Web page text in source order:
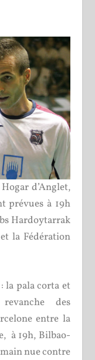
d’Anglet,
prévues à 19h
Hardoytarrak
la Fédération
la pala corta et
des
entre la
à 19h, Bilbao-
nue contre